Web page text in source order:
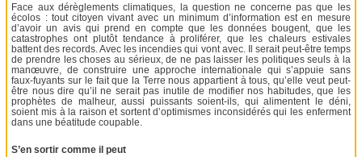
Face aux dérèglements climatiques, la question ne concerne pas que les
écolos : tout citoyen vivant avec un minimum d’information est en mesure
d’avoir un avis qui prend en compte que les données bougent, que les
catastrophes ont plutôt tendance à proliférer, que les chaleurs estivales
battent des records. Avec les incendies qui vont avec. Il serait peut-être temps
de prendre les choses au sérieux, de ne pas laisser les politiques seuls à la
manœuvre, de construire une approche internationale qui s’appuie sans
faux-fuyants sur le fait que la Terre nous appartient à tous, qu’elle veut peut-
être nous dire qu’il ne serait pas inutile de modifier nos habitudes, que les
prophètes de malheur, aussi puissants soient-ils, qui alimentent le déni,
soient mis à la raison et sortent d’optimismes inconsidérés qui les enferment
dans une béatitude coupable.
S’en sortir comme il peut